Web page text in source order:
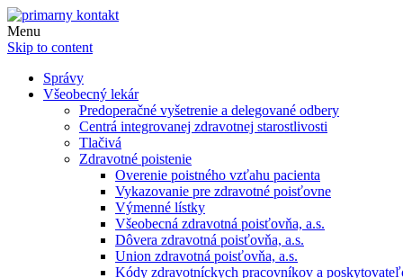
Menu
Skip to content
Správy
Všeobecný lekár
Predoperačné vyšetrenie a delegované odbery
Centrá integrovanej zdravotnej starostlivosti
Tlačivá
Zdravotné poistenie
Overenie poistného vzťahu pacienta
Vykazovanie pre zdravotné poisťovne
Výmenné lístky
Všeobecná zdravotná poisťovňa, a.s.
Dôvera zdravotná poisťovňa, a.s.
Union zdravotná poisťovňa, a.s.
Kódy zdravotníckych pracovníkov a